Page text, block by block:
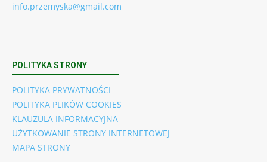
info.przemyska@gmail.com
POLITYKA STRONY
POLITYKA PRYWATNOŚCI
POLITYKA PLIKÓW COOKIES
KLAUZULA INFORMACYJNA
UŻYTKOWANIE STRONY INTERNETOWEJ
MAPA STRONY